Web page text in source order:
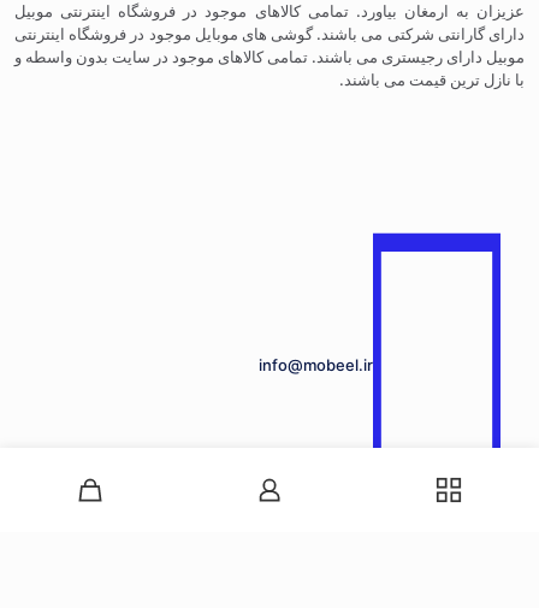
عزیزان به ارمغان بیاورد. تمامی کالاهای موجود در فروشگاه اینترنتی موبیل
دارای گارانتی شرکتی می باشند. گوشی های موبایل موجود در فروشگاه اینترنتی
موبیل دارای رجیستری می باشند. تمامی کالاهای موجود در سایت بدون واسطه و
با نازل ترین قیمت می باشند.
info@mobeel.ir